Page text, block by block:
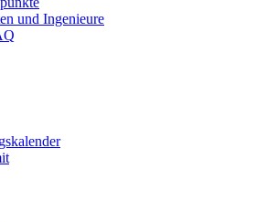
und Ingenieure